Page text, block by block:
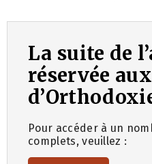
La suite de
réservée
Pour accéder à un
complets, veuillez :